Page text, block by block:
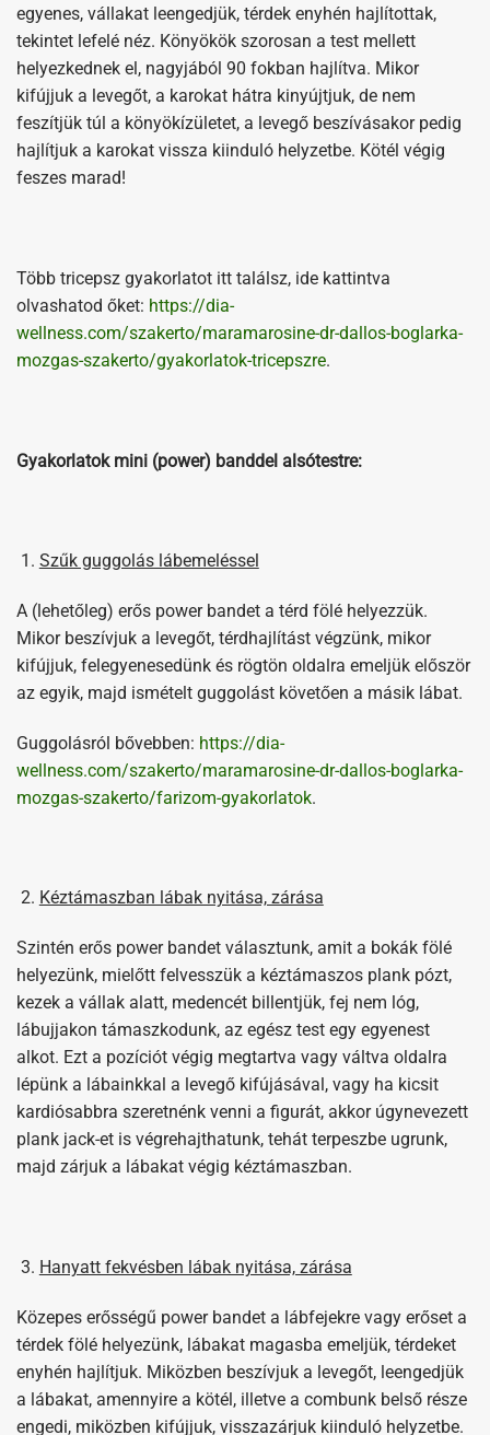
egyenes, vállakat leengedjük, térdek enyhén hajlítottak,
tekintet lefelé néz. Könyökök szorosan a test mellett
helyezkednek el, nagyjából 90 fokban hajlítva. Mikor
kifújjuk a levegőt, a karokat hátra kinyújtjuk, de nem
feszítjük túl a könyökízületet, a levegő beszívásakor pedig
hajlítjuk a karokat vissza kiinduló helyzetbe. Kötél végig
feszes marad!
Több tricepsz gyakorlatot itt találsz, ide kattintva
olvashatod őket: https://dia-
wellness.com/szakerto/maramarosine-dr-dallos-boglarka-
mozgas-szakerto/gyakorlatok-tricepszre.
Gyakorlatok mini (power) banddel alsótestre:
Szűk guggolás lábemeléssel
A (lehetőleg) erős power bandet a térd fölé helyezzük.
Mikor beszívjuk a levegőt, térdhajlítást végzünk, mikor
kifújjuk, felegyenesedünk és rögtön oldalra emeljük először
az egyik, majd ismételt guggolást követően a másik lábat.
Guggolásról bővebben: https://dia-
wellness.com/szakerto/maramarosine-dr-dallos-boglarka-
mozgas-szakerto/farizom-gyakorlatok.
Kéztámaszban lábak nyitása, zárása
Szintén erős power bandet választunk, amit a bokák fölé
helyezünk, mielőtt felvesszük a kéztámaszos plank pózt,
kezek a vállak alatt, medencét billentjük, fej nem lóg,
lábujjakon támaszkodunk, az egész test egy egyenest
alkot. Ezt a pozíciót végig megtartva vagy váltva oldalra
lépünk a lábainkkal a levegő kifújásával, vagy ha kicsit
kardiósabbra szeretnénk venni a figurát, akkor úgynevezett
plank jack-et is végrehajthatunk, tehát terpeszbe ugrunk,
majd zárjuk a lábakat végig kéztámaszban.
Hanyatt fekvésben lábak nyitása, zárása
Közepes erősségű power bandet a lábfejekre vagy erőset a
térdek fölé helyezünk, lábakat magasba emeljük, térdeket
enyhén hajlítjuk. Miközben beszívjuk a levegőt, leengedjük
a lábakat, amennyire a kötél, illetve a combunk belső része
engedi, miközben kifújjuk, visszazárjuk kiinduló helyzetbe.